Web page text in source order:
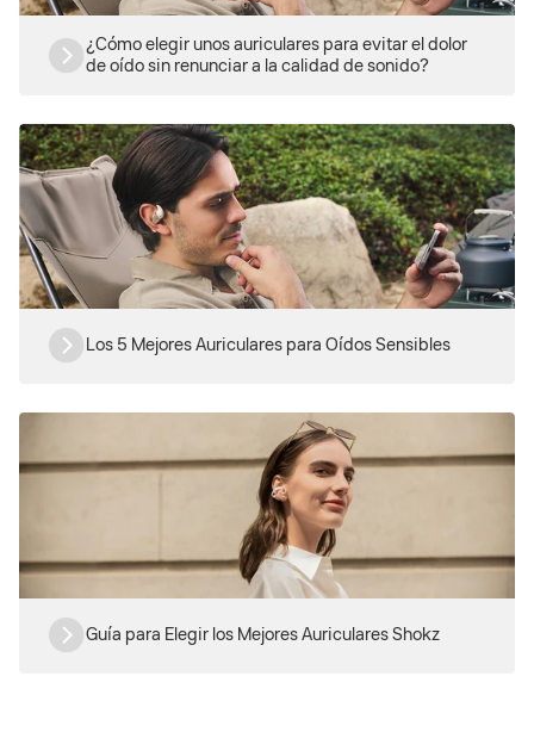
¿Cómo elegir unos auriculares para evitar el dolor
de oído sin renunciar a la calidad de sonido?
Los 5 Mejores Auriculares para Oídos Sensibles
Guía para Elegir los Mejores Auriculares Shokz